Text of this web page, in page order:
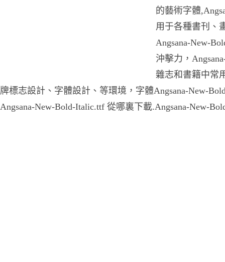
的藝術字體
用于各種書刊、
Angsana-New-
沖擊力，
雜志和書籍中常
牌標志設計、字體設計、等環境，字體Angsana-New-
Angsana-New-Bold-Italic.ttf 從哪裏下載.Angsana-New-